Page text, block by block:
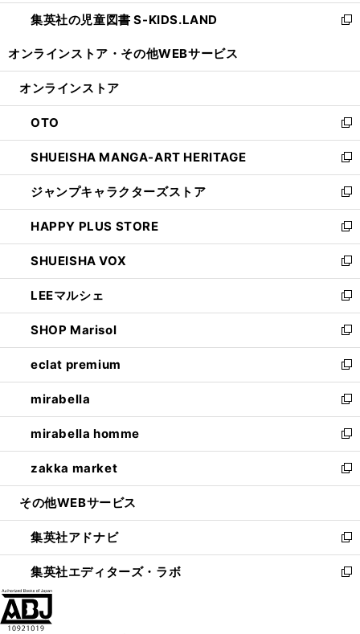
く
ウ
で
ン
ド
開
し
い
ン
ウ
で
開
く
集英社の児童図書 S-KIDS.LAND
新
ウ
ン
ド
ウ
で
開
く
オンラインストア・ その他WEBサービス
オンラインストア
OTO
新
し
い
ウ
ィ
ン
ド
ウ
で
開
く
SHUEISHA MANGA-ART HERITAGE
新
し
い
ウ
ィ
ン
ド
ウ
で
開
く
ジャンプキャラクターズストア
新
し
い
ウ
ィ
ン
ド
ウ
で
開
く
HAPPY PLUS STORE
新
し
い
ウ
ィ
ン
ド
ウ
で
開
く
SHUEISHA VOX
新
し
い
ウ
ィ
ン
ド
ウ
で
開
く
LEEマルシェ
新
し
い
ウ
ィ
ン
ド
ウ
で
開
く
SHOP Marisol
新
し
い
ウ
ィ
ン
ド
ウ
で
開
eclat premium
新
し
い
ウ
ィ
ン
ド
ウ
開
く
mirabella
新
し
い
ウ
ィ
ン
ウ
で
開
く
mirabella homme
新
し
い
ウ
ン
ド
ウ
で
zakka market
新
し
ウ
ィ
ン
ド
その他WEBサービス
集英社アドナビ
新
し
い
集英社エディターズ・ラボ
新